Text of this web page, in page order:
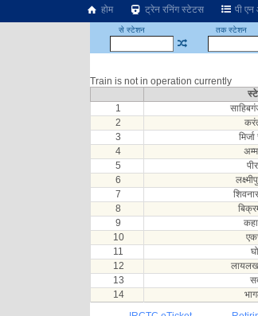
होम ट्रेन रनिंग स्टेटस पी
से स्टेशन तक स्टेशन
Train is not in operation currently
1
2
3
4
5
6
7
8
9
10
11
12
13
14